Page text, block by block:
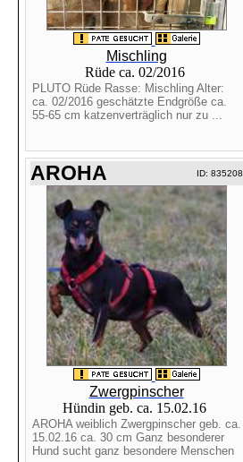
Mischling
Rüde ca. 02/2016
PLUTO Rüde Rasse: Mischling Alter:
ca. 02/2016 geschätzte Endgröße ca.
55-65 cm katzenverträglich nur zu ...
AROHA ID: 835208
Zwergpinscher
Hündin geb. ca. 15.02.16
AROHA weiblich Zwergpinscher geb. ca.
15.02.16 ca. 30 cm Ganz besonderer
Hund sucht ganz besondere Menschen